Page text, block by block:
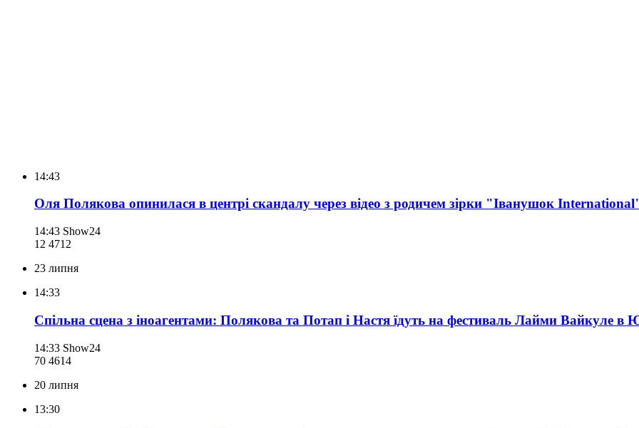
14:43
Оля Полякова опинилася в центрі скандалу через відео з родичем зірки "Іванушок
14:43 Show24
12 471 2
23 липня
14:33
Спільна сцена з іноагентами: Полякова та Потап і Настя їдуть на фестиваль Лайми Вайкуле в
14:33 Show24
70 4614
20 липня
13:30